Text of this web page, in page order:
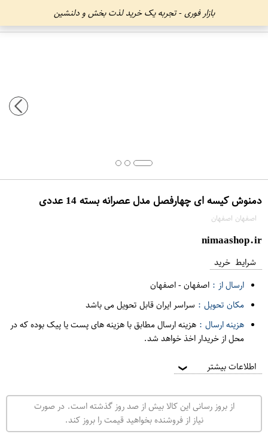
بازار فوری - تجربه یک خرید لذت بخش و دلنشین
دمنوش کیسه ای چهارفصل مدل عصرانه بسته 14 عددی
اصفهان اصفهان
nimaashop.ir
شرایط خرید
ارسال از : اصفهان-اصفهان
مکان تحویل : سراسر ایران قابل تحویل می باشد
هزینه ارسال : هزینه ارسال مطابق با هزینه های پست یا پیک بوده که در
محل از خریدار اخذ خواهد شد.
اطلاعات بیشتر ❯
از بروز رسانی این کالا بیش از صد روز گذشته است. در صورت
نیاز از فروشنده بخواهید قیمت را بروز کند.